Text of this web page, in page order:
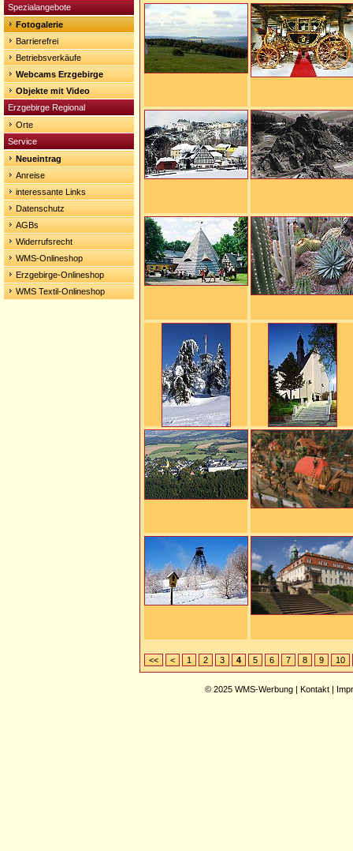
Spezialangebote
Fotogalerie
Barrierefrei
Betriebsverkäufe
Webcams Erzgebirge
Objekte mit Video
Erzgebirge Regional
Orte
Service
Neueintrag
Anreise
interessante Links
Datenschutz
AGBs
Widerrufsrecht
WMS-Onlineshop
Erzgebirge-Onlineshop
WMS Textil-Onlineshop
<< < 1 2 3 4 5 6 7 8 9 10
© 2025 WMS-Werbung | Kontakt |